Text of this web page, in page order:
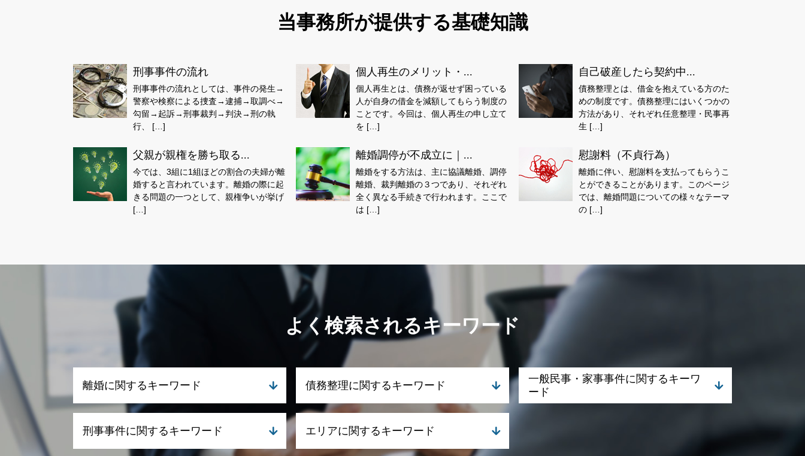
当事務所が提供する基礎知識
刑事事件の流れ
刑事事件の流れとしては、事件の発生→
警察や検察による捜査→逮捕→取調べ→
勾留→起訴→刑事裁判→判決→刑の執
行、 […]
個人再生のメリット・...
個人再生とは、債務が返せず困っている
人が自身の借金を減額してもらう制度の
ことです。今回は、個人再生の申し立て
を […]
自己破産したら契約中...
債務整理とは、借金を抱えている方のた
めの制度です。債務整理にはいくつかの
方法があり、それぞれ任意整理・民事再
生 […]
父親が親権を勝ち取る...
今では、3組に1組ほどの割合の夫婦が離
婚すると言われています。離婚の際に起
きる問題の一つとして、親権争いが挙げ
[…]
離婚調停が不成立に｜...
離婚をする方法は、主に協議離婚、調停
離婚、裁判離婚の３つであり、それぞれ
全く異なる手続きで行われます。ここで
は […]
慰謝料（不貞行為）
離婚に伴い、慰謝料を支払ってもらうこ
とができることがあります。このページ
では、離婚問題についての様々なテーマ
の […]
よく検索されるキーワード
離婚に関するキーワード
離婚 メリット
親権と監護権
債務整理に関するキーワード
民事再生とは 個人
自己破産 携帯 契約
一般民事・家事事件に関するキーワ
ード
刑事事件に関するキーワード エリアに関するキーワード